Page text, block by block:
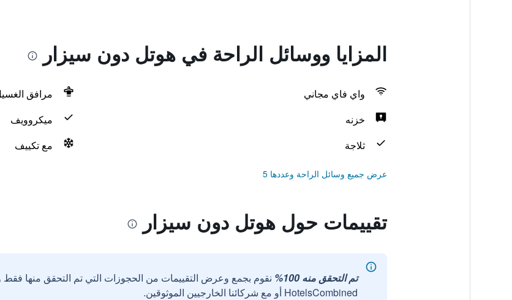
المزايا ووسائل الراحة في هوتل دون سيزار
واي فاي مجاني
مرافق
خزنه
ميكروويف
ثلاجة
مع تكييف
عرض جميع وسائل الراحة وعددها 5
تقييمات حول هوتل دون سيزار
تم التحقق منه 100%
نقوم بجمع وعرض التقييمات من الحجوزات التي تم التحقق منها
HotelsCombined أو مع شركائنا الخارجيين الموثوقين.